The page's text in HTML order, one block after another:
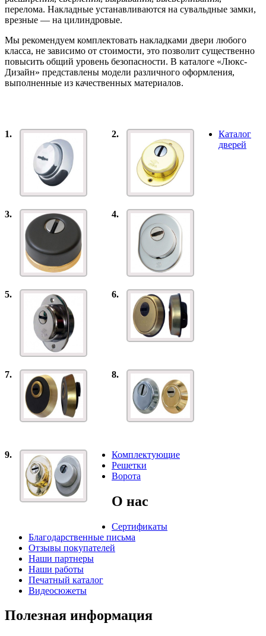
перелома. Накладные устанавливаются на сувальдные замки,
врезные — на цилиндровые.
Мы рекомендуем комплектовать накладками двери любого
класса, не зависимо от стоимости, это позволит существенно
повысить общий уровень безопасности. В каталоге «Люкс-
Дизайн» представлены модели различного оформления,
выполненные из качественных материалов.
1. 2.
3. 4.
5. 6.
7. 8.
9.
Каталог
дверей
Комплектующие
Решетки
Ворота
О нас
Сертификаты
Благодарственные письма
Отзывы покупателей
Наши партнеры
Наши работы
Печатный каталог
Видеосюжеты
Полезная информация